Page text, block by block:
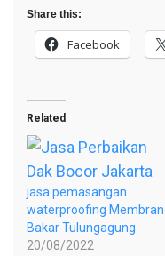
Share this:
Facebook
Related
jasa pemasangan
waterproofing Membran
Bakar Tulungagung
20/08/2022